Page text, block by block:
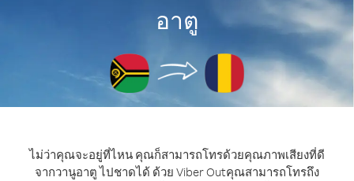
อาตู
ไม่ว่าคุณจะอยู่ที่ไหน คุณก็สามารถโทรด้วยคุณภาพเสียงที่ดี
จากวานูอาตู ไปชาดได้ ด้วย Viber Outคุณสามารถโทรถึง